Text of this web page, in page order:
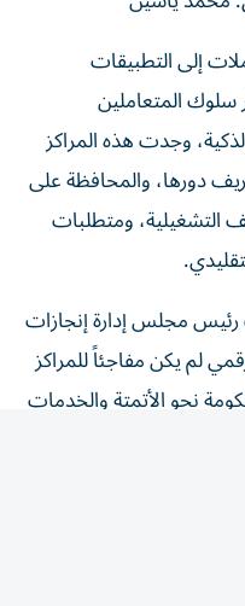
سلوك المتعاملين
وجدت هذه المراكز
دورها، والمحافظة على
التشغيلية، ومتطلبات
لم يكن مفاجئاً للمراكز
نحو الأتمتة والخدمات
ضمن خططها